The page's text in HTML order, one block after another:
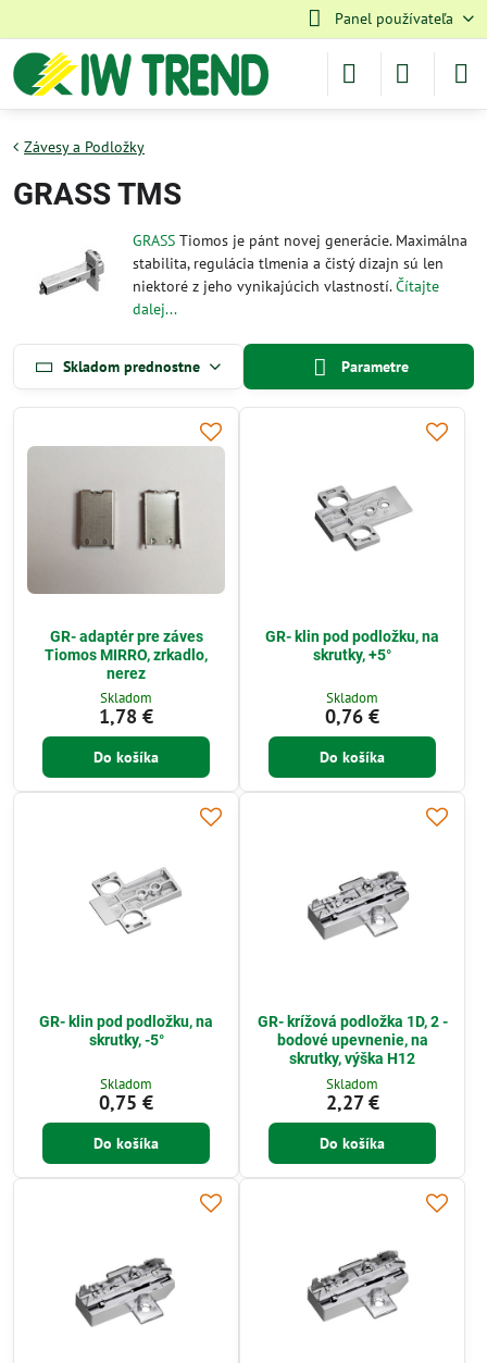
Panel používateľa
Závesy a Podložky
GRASS TMS
GRASS Tiomos je pánt novej generácie. Maximálna
stabilita, regulácia tlmenia a čistý dizajn sú len
niektoré z jeho vynikajúcich vlastností.Čítajte
dalej...
Skladom prednostne Parametre
GR- adaptér pre záves
Tiomos MIRRO, zrkadlo,
nerez
Skladom
1,78 €
Do košíka
GR- klin pod podložku, na
skrutky, +5°
Skladom
0,76 €
Do košíka
GR- klin pod podložku, na
skrutky, -5°
Skladom
0,75 €
Do košíka
GR- krížová podložka 1D, 2 -
bodové upevnenie, na
skrutky, výška H12
Skladom
2,27 €
Do košíka